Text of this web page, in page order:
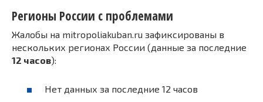
Регионы России с проблемами
Жалобы на mitropoliakuban.ru зафиксированы в
нескольких регионах России (данные за последние
12 часов):
Нет данных за последние 12 часов